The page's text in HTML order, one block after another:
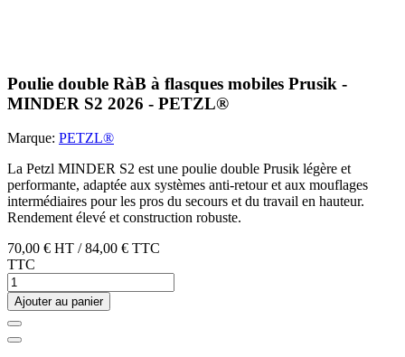
Poulie double RàB à flasques mobiles Prusik -
MINDER S2 2026 - PETZL®
Marque: PETZL®
La Petzl MINDER S2 est une poulie double Prusik légère et
performante, adaptée aux systèmes anti-retour et aux mouflages
intermédiaires pour les pros du secours et du travail en hauteur.
Rendement élevé et construction robuste.
70,00 € HT /84,00 € TTC
TTC
Ajouter au panier